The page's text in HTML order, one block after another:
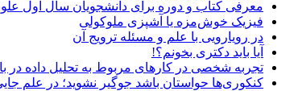
معرفی کتاب و دوره برای دانشجویان سال اول
فیزیک خوش‌مزه یا آشپزی ملوکولی
در رویارویی با علم و مسئله ترویج آن
آیا باید دکتری بخونم؟!
تجربه شخصی در کارهای مربوط به تحلیل داده در
کنکوری‌ها حواستان باشد جوگیر نشوید؛ در علم